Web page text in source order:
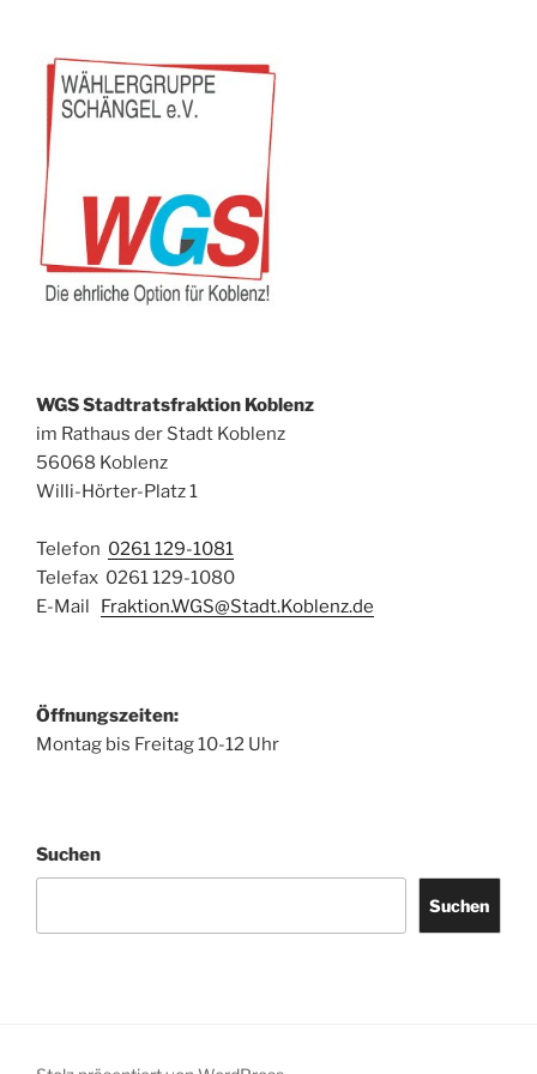
WGS Stadtratsfraktion Koblenz
im Rathaus der Stadt Koblenz
56068 Koblenz
Willi-Hörter-Platz 1
Telefon 0261 129-1081
Telefax 0261 129-1080
E-Mail Fraktion.WGS@Stadt.Koblenz.de
Öffnungszeiten:
Montag bis Freitag 10-12 Uhr
Suchen
Suchen